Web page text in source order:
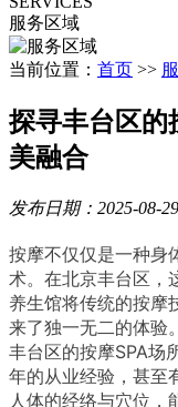
服务区域
当前位置： 首页 >>
探寻丰台区的
美融合
发布日期：2025-08-
按摩不仅仅是一种身
术。在北京丰台区，
养生馆将传统的按摩
来了独一无二的体验。
丰台区的按摩SPA场
年的从业经验，甚至
人体的经络与穴位，